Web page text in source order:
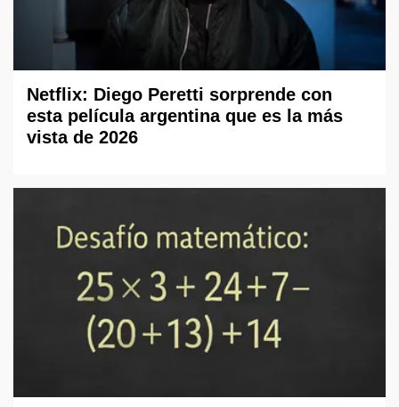
Netflix: Diego Peretti sorprende con
esta película argentina que es la más
vista de 2026